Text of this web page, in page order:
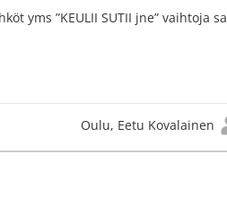
yms ”KEULII SUTII jne” vaihtoja
Oulu, Eetu Kovalainen